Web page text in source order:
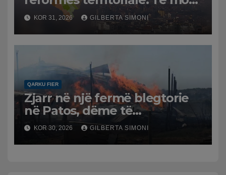
humbasim identitetin e
qytetit
KOR 31, 2026 GILBERTA SIMONI
QARKU FIER
Zjarr në një fermë blegtorie
në Patos, dëme të
konsiderueshme materiale
dhe humbje në bagëti
KOR 30, 2026 GILBERTA SIMONI